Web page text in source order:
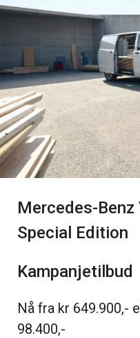
Mercedes-
Special Edition
Kampanjetilbud
Nå fra kr 649.900,-
98.400,-